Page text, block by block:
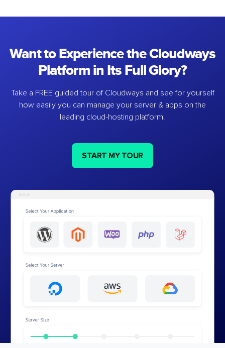
Want to Experience the Cloudways
Platform in Its Full Glory?
Take a FREE guided tour of Cloudways and see for yourself
how easily you can manage your server & apps on the
leading cloud-hosting platform.
START MY TOUR